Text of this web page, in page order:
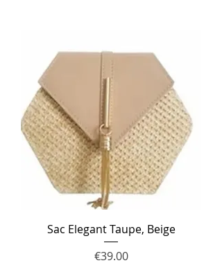
Sac Elegant Taupe, Beige
Price
€39.00